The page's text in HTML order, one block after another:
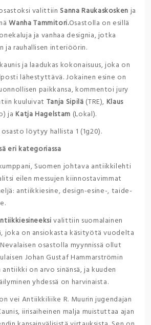
valittiin Sanna Raukaskoskenja
Wanha Tammitori.Osastolla on esillä
ja vanhaa designia, jotka
ja rauhallisen interiöörin.
ja laadukas kokonaisuus, joka on
lähestyttävä. Jokainen esine on
paikkansa, kommentoi jury
kuuluivat Tanja Sipilä (TRE), Klaus
jaKatja Hagelstam (Lokal).
löytyy hallista 1 (1g20).
eri kategoriassa
Suomen johtava antiikkilehti
eilen messujen kiinnostavimmat
antiikkiesine, design-esine-, taide-
valittiin suomalainen
joka on ansiokasta käsityötä vuodelta
osastolla myynnissä ollut
Johan Gustaf Hammarströmin
on arvo sinänsä, ja kuuden
yhdessä on harvinaista.
vei Antiikkiliike R. Muurin jugendajan
iirisaiheinen malja muistuttaa ajan